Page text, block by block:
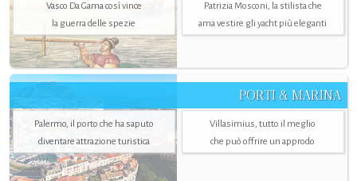
Vasco Da Gama così vince
la guerra delle spezie
Patrizia Mosconi, la stilista che
ama vestire gli yacht più eleganti
PORTI & MARINA
Palermo, il porto che ha saputo
diventare attrazione turistica
Villasimius, tutto il meglio
che può offrire un approdo